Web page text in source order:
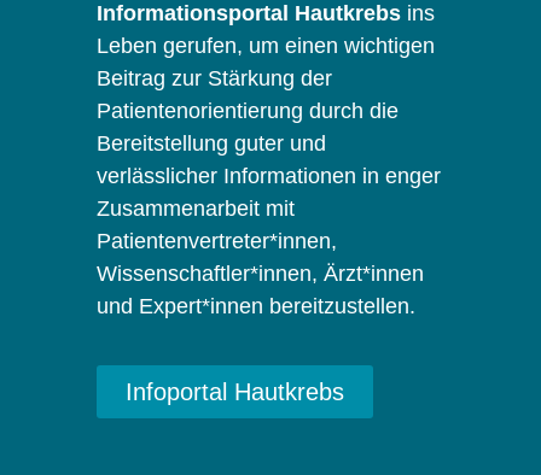
Informationsportal Hautkrebs ins
Leben gerufen, um einen wichtigen
Beitrag zur Stärkung der
Patientenorientierung durch die
Bereitstellung guter und
verlässlicher Informationen in enger
Zusammenarbeit mit
Patientenvertreter*innen,
Wissenschaftler*innen, Ärzt*innen
und Expert*innen bereitzustellen.
Infoportal Hautkrebs